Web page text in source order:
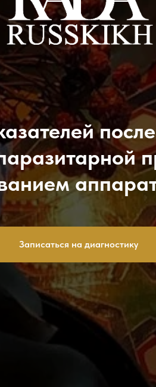
Записаться на диагностику